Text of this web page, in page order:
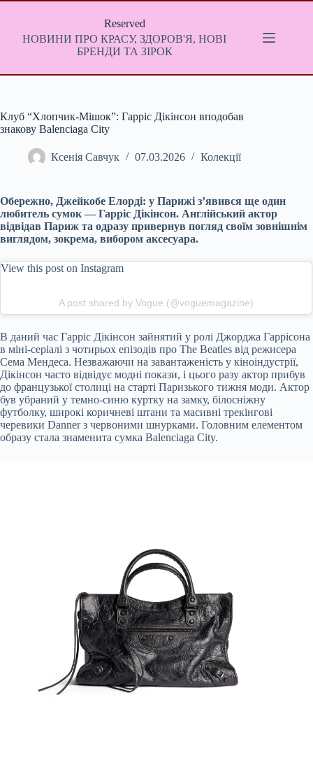
Перейти
Reserved
НОВИНИ ПРО КРАСУ, ЗДОРОВ'Я, НОВІ
БРЕНДИ ТА ЗІРОК
Клуб “Хлопчик-Мішок”: Гарріс Дікінсон вподобав
знакову Balenciaga City
Ксенія Савчук 07.03.2026 Колекції
Обережно, Джейкобе Елорді: у Парижі з’явився ще один
любитель сумок — Гарріс Дікінсон. Англійський актор
відвідав Париж та одразу привернув погляд своїм зовнішнім
виглядом, зокрема, вибором аксесуара.
View this post on Instagram
A post shared by Vogue (@voguemagazine)
В даний час Гарріс Дікінсон зайнятий у ролі Джорджа Гаррісона
в міні-серіалі з чотирьох епізодів про The Beatles від режисера
Сема Мендеса. Незважаючи на завантаженість у кіноіндустрії,
Дікінсон часто відвідує модні покази, і цього разу актор прибув
до французької столиці на старті Паризького тижня моди. Актор
був убраний у темно-синю куртку на замку, білосніжну
футболку, широкі коричневі штани та масивні трекінгові
черевики Danner з червоними шнурками. Головним елементом
образу стала знаменита сумка Balenciaga City.